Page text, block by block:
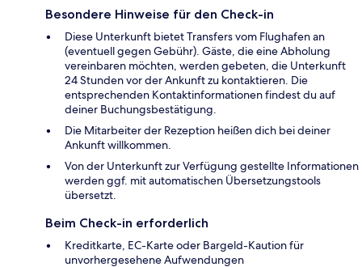
Besondere Hinweise für den Check-in
Diese Unterkunft bietet Transfers vom Flughafen an
(eventuell gegen Gebühr). Gäste, die eine Abholung
vereinbaren möchten, werden gebeten, die Unterkunft
24 Stunden vor der Ankunft zu kontaktieren. Die
entsprechenden Kontaktinformationen findest du auf
deiner Buchungsbestätigung.
Die Mitarbeiter der Rezeption heißen dich bei deiner
Ankunft willkommen.
Von der Unterkunft zur Verfügung gestellte Informationen
werden ggf. mit automatischen Übersetzungstools
übersetzt.
Beim Check-in erforderlich
Kreditkarte, EC-Karte oder Bargeld-Kaution für
unvorhergesehene Aufwendungen